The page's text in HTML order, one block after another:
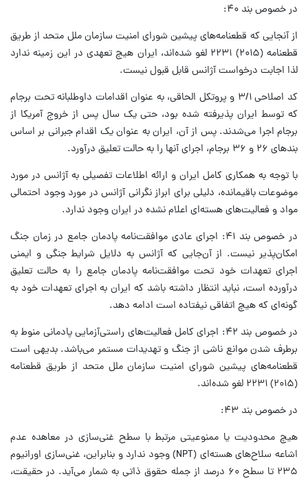
در خصوص بند ۴۰:
از آنجایی که قطعنامه‌های پیشین شورای امنیت سازمان ملل متحد از طریق
قطعنامه (۲۰۱۵) ۲۲۳۱ لغو شده‌اند، ایران هیچ تعهدی در این زمینه ندارد
لذا اجابت درخواست آژانس قابل قبول نیست.
کد اصلاحی ۳/۱ و پروتکل الحاقی، به عنوان اقدامات داوطلبانه تحت برجام
که توسط ایران پذیرفته شده بود، حتی یک سال پس از خروج آمریکا از
برجام اجرا می‌شدند. پس از آن، ایران به عنوان یک اقدام جبرانی بر اساس
بندهای ۲۶ و ۳۶ برجام، اجرای آنها را به حالت تعلیق درآورد.
با توجه به همکاری کامل ایران و ارائه اطلاعات تفصیلی به آژانس در مورد
موضوعات باقیمانده، دلیلی برای ابراز نگرانی آژانس در مورد وجود احتمالی
مواد و فعالیت‌های هسته‌ای اعلام نشده در ایران وجود ندارد.
در خصوص بند ۴۱: اجرای عادی موافقت‌نامه پادمان جامع در زمان جنگ
امکان‌پذیر نیست. از آن‌جایی که آژانس به دلایل شرایط جنگی و ایمنی
اجرای تعهدات خود تحت موافقت‌نامه پادمان جامع را به حالت تعلیق
درآورده است، نباید انتظار داشته باشد که ایران به اجرای تعهدات خود به
گونه‌ای که هیچ اتفاقی نیفتاده است ادامه دهد.
در خصوص بند ۴۲: اجرای کامل فعالیت‌های راستی‌آزمایی پادمانی‌ منوط به
برطرف شدن موانع ناشی از جنگ و تهدیدات مستمر می‌باشد. بدیهی است
قطعنامه‌های پیشین شورای امنیت سازمان ملل متحد از طریق قطعنامه
(۲۰۱۵) ۲۲۳۱ لغو شده‌اند.
در خصوص بند ۴۳:
هیچ محدودیت یا ممنوعیتی مرتبط با سطح غنی‌سازی در معاهده عدم
اشاعه سلاح‌های هسته‌ای (NPT) وجود ندارد و بنابراین، غنی‌سازی اورانیوم
۲۳۵ تا سطح ۶۰ درصد از جمله حقوق ذاتی به شمار می‌آید. در حقیقت،